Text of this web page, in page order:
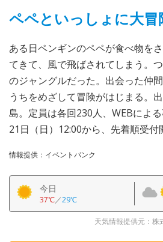
ペペといっしょに大冒
ある日ペンギンのペペが食べ物を
てきて、風で飛ばされてしまう。
のジャングルだった。出会った仲
うちをめざして冒険がはじまる。
島。定員は各回230人、WEBによ
21日（日）12:00から、先着順受付
情報提供：イベントバンク
今日
37℃／29℃
天気情報提供元：株